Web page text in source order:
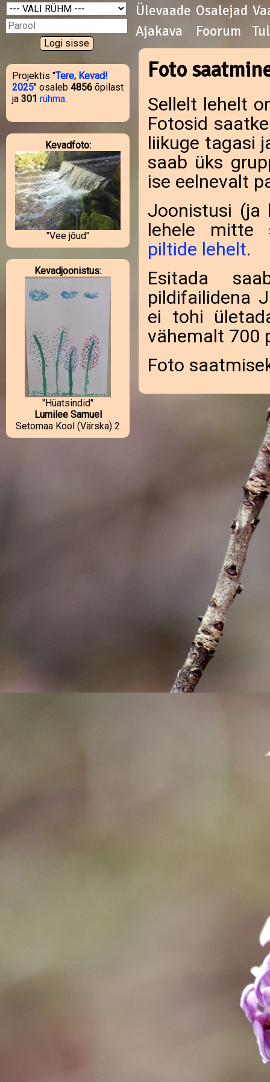
Projektis "Tere, Kevad!
2025" osaleb 4856 õpilast
ja 301 rühma.
Kevadfoto:
"Vee jõud"
Kevadjoonistus:
"Hüatsindid"
Lumilee Samuel
Setomaa Kool (Värska) 2
Ülevaade Osalejad
Ajakava
Foorum
Foto
Sellelt lehelt
Fotosid
liikuge tagasi
saab üks
ise eelnevalt
Joonistusi (ja
lehele mitte
piltide lehelt.
Esitada
pildifailidena
ei tohi
vähemalt 700
Foto